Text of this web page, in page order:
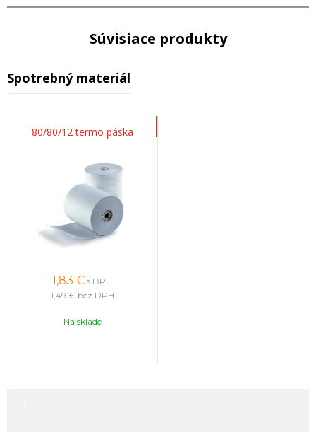
Súvisiace produkty
Spotrebný materiál
80/80/12 termo páska
1,83 € s DPH
1,49 € bez DPH
Na sklade